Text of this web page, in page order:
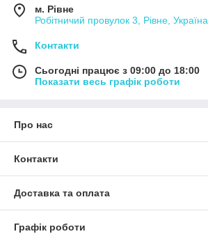
м. Рівне
Робітничий провулок 3, Рівне, Україна
Контакти
Сьогодні працює з 09:00 до 18:00
Показати весь графік роботи
Про нас
Контакти
Доставка та оплата
Графік роботи